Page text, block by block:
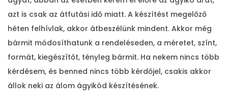
azt is csak az átfutási idő miatt. A készítést megelőző
héten felhívlak, akkor átbeszélünk mindent. Akkor még
bármit módosíthatunk a rendeléseden, a méretet, színt,
formát, kiegészítőt, tényleg bármit. Ha nekem nincs több
kérdésem, és benned nincs több kérdőjel, csakis akkor
állok neki az álom ágyikód készítésének.